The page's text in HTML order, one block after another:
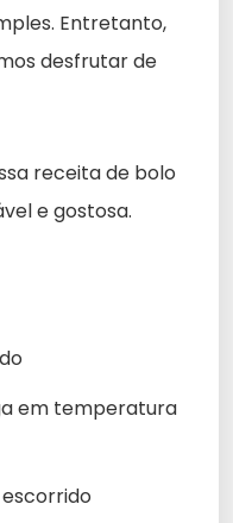
Entretanto,
desfrutar de
receita de bolo
e gostosa.
em temperatura